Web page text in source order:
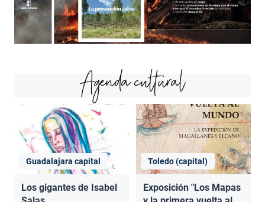
Agenda cultural
Guadalajara capital
Los gigantes de Isabel
Toledo (capital)
Exposición "Los Mapas